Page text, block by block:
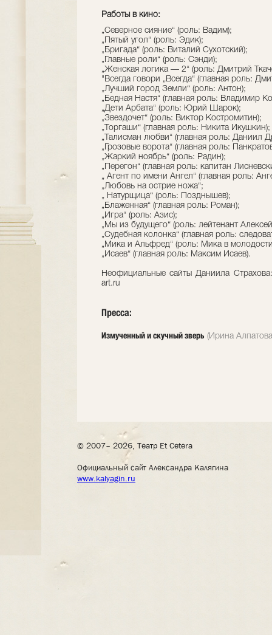
Работы в кино:
„Северное сияние“ (роль: Вадим);
„Пятый угол“ (роль: Эдик);
„Бригада“ (роль: Виталий Сухотский);
„Главные роли“ (роль: Сэнди);
„Женская логика — 2“ (роль: Дмитрий
"Всегда говори „Всегда“ (главная роль:
„Лучший город Земли“ (роль: Антон);
„Бедная Настя“ (главная роль: Владимир
„Дети Арбата“ (роль: Юрий Шарок);
„Звездочет“ (роль: Виктор Костромитин);
„Торгаши“ (главная роль: Никита Икушкин);
„Талисман любви“ (главная роль: Даниил
„Грозовые ворота“ (главная роль:
„Жаркий ноябрь“ (роль: Радин);
„Перегон“ (главная роль: капитан
„ Агент по имени Ангел“ (главная роль:
„Любовь на острие ножа“;
„ Натурщица“ (роль: Позднышев);
„Блаженная“ (главная роль: Роман);
„Игра“ (роль: Азис);
„Мы из будущего“ (роль: лейтенант
„Судебная колонка“ (главная роль:
„Мика и Альфред“ (роль: Мика в
„Исаев“ (главная роль: Максим Исаев).
Неофициальные сайты Даниила
art.ru
Пресса:
Измученный и скучный зверь (Ирина
© 2007– 2026, Театр Et Cetera
Официальный сайт Александра Калягина
www.kalyagin.ru